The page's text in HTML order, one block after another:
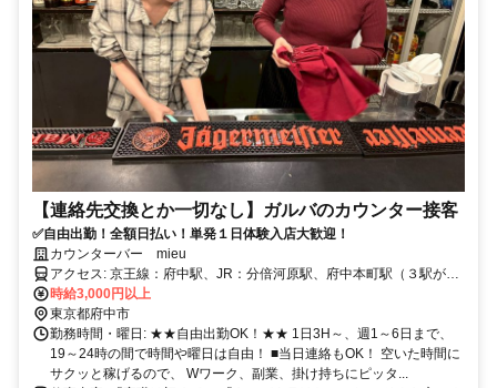
【連絡先交換とか一切なし】ガルバのカウンター接客
✅自由出勤！全額日払い！単発１日体験入店大歓迎！
カウンターバー mieu
アクセス: 京王線：府中駅、JR：分倍河原駅、府中本町駅（３駅が徒
歩圏内）
時給3,000円以上
東京都府中市
勤務時間・曜日: ★★自由出勤OK！★★ 1日3H～、週1～6日まで、
19～24時の間で時間や曜日は自由！ ■当日連絡もOK！ 空いた時間に
サクッと稼げるので、 Wワーク、副業、掛け持ちにピッタ...